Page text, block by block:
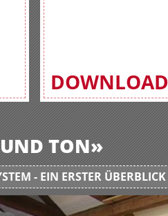
DOWNLOAD
TON»
- EIN ERSTER ÜBERBLICK